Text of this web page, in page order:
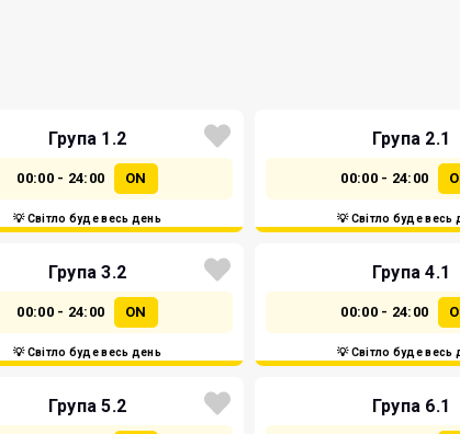
Група 1.2
00:00 - 24:00 ON
💡 Світло буде весь день
Група 2.1
00:00 - 24:00
💡 Світло буде весь
Група 3.2
00:00 - 24:00 ON
💡 Світло буде весь день
Група 4.1
00:00 - 24:00
💡 Світло буде весь
Група 5.2 Група 6.1